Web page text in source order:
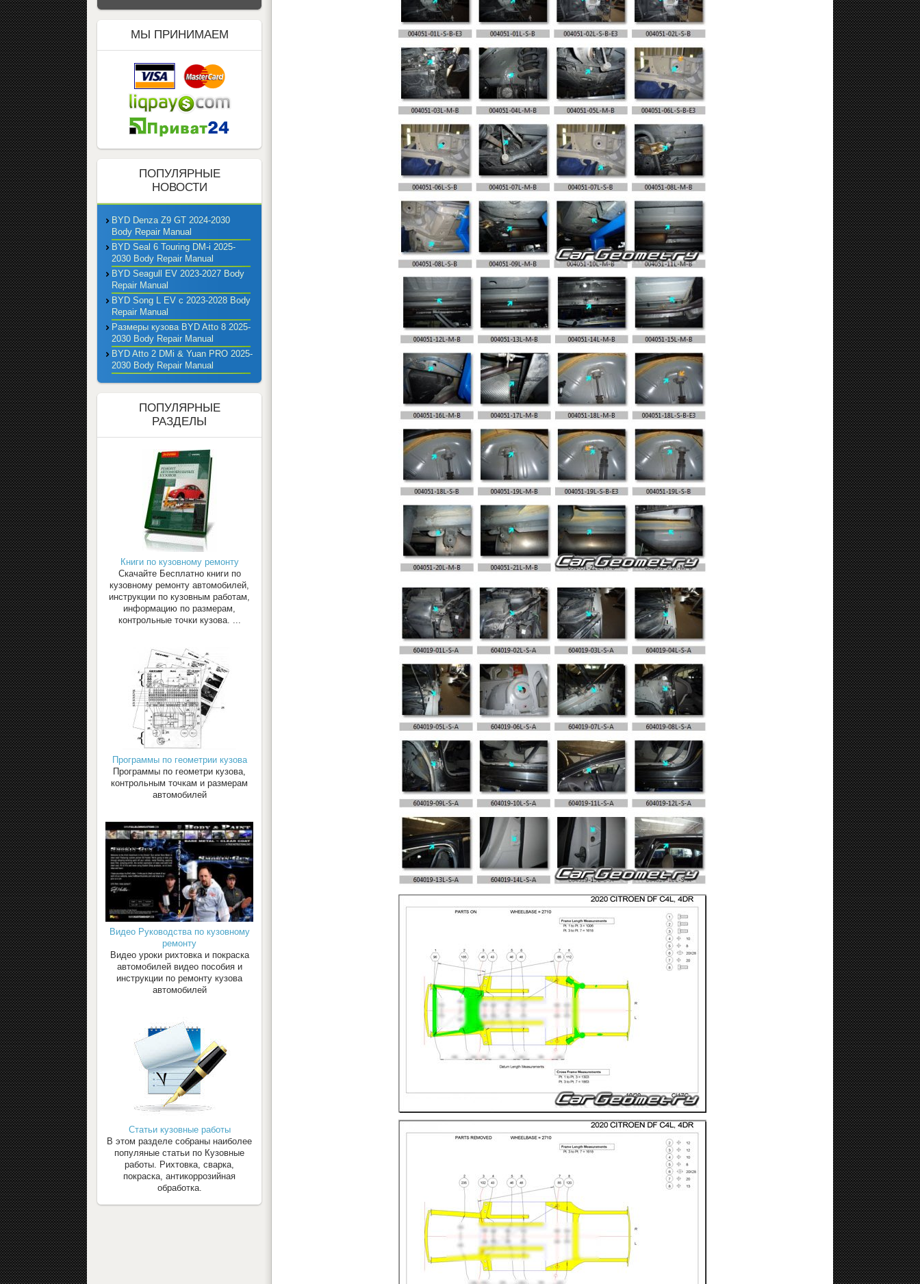
МЫ ПРИНИМАЕМ
ПОПУЛЯРНЫЕ
НОВОСТИ
BYD Denza Z9 GT 2024-2030
Body Repair Manual
BYD Seal 6 Touring DM-i 2025-
2030 Body Repair Manual
BYD Seagull EV 2023-2027 Body
Repair Manual
BYD Song L EV с 2023-2028 Body
Repair Manual
Размеры кузова BYD Atto 8 2025-
2030 Body Repair Manual
BYD Atto 2 DMi & Yuan PRO 2025-
2030 Body Repair Manual
ПОПУЛЯРНЫЕ
РАЗДЕЛЫ
Книги по кузовному ремонту
Скачайте Бесплатно книги по
кузовному ремонту автомобилей,
инструкции по кузовным работам,
информацию по размерам,
контрольные точки кузова. ...
Программы по геометрии кузова
Программы по геометри кузова,
контрольным точкам и размерам
автомобилей
Видео Руководства по кузовному
ремонту
Видео уроки рихтовка и покраска
автомобилей видео пособия и
инструкции по ремонту кузова
автомобилей
Статьи кузовные работы
В этом разделе собраны наиболее
популяные статьи по Кузовные
работы. Рихтовка, сварка,
покраска, антикоррозийная
обработка.